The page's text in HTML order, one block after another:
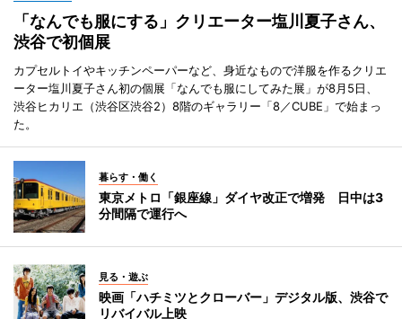
「なんでも服にする」クリエーター塩川夏子さん、
渋谷で初個展
カプセルトイやキッチンペーパーなど、身近なもので洋服を作るクリエ
ーター塩川夏子さん初の個展「なんでも服にしてみた展」が8月5日、
渋谷ヒカリエ（渋谷区渋谷2）8階のギャラリー「8／CUBE」で始まっ
た。
暮らす・働く
東京メトロ「銀座線」ダイヤ改正で増発 日中は3
分間隔で運行へ
見る・遊ぶ
映画「ハチミツとクローバー」デジタル版、渋谷で
リバイバル上映